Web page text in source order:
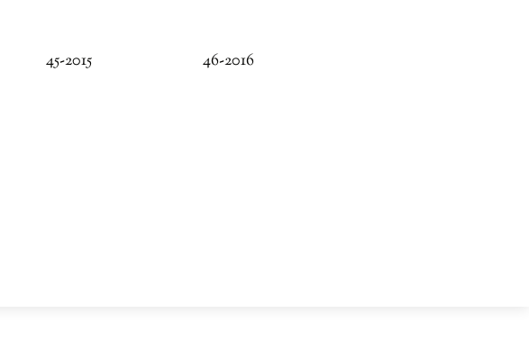
45-2015
46-2016